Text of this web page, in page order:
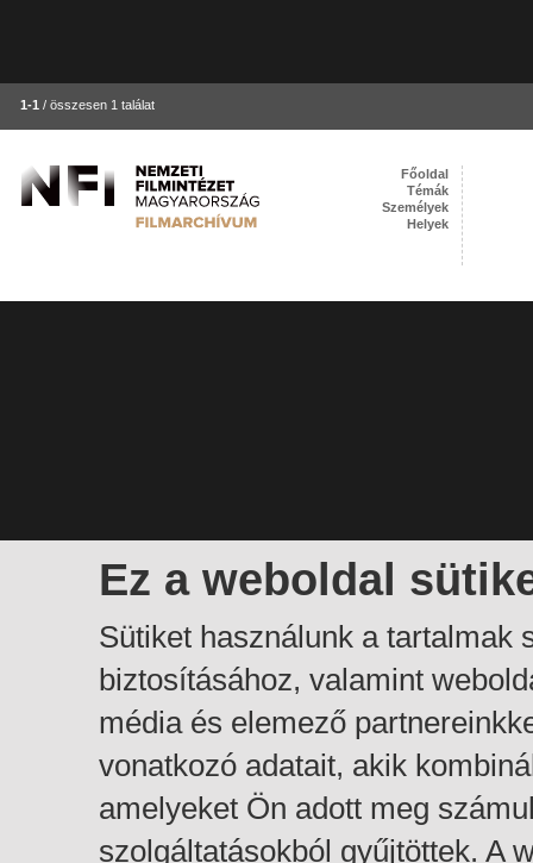
1-1 / összesen 1 találat
Ez a weboldal
Sütiket használunk a tartalmak
biztosításához, valamint
média és elemező
vonatkozó adatait, akik
amelyeket Ön adott meg
szolgáltatásokból gyűjtöttek. A
Főoldal
Témák
Személyek
Helyek